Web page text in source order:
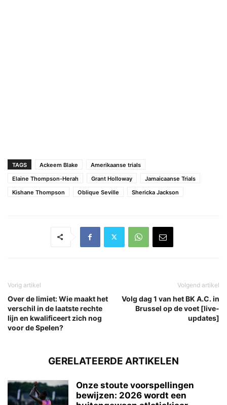
TAGS Ackeem Blake
Amerikaanse trials
Elaine Thompson-Herah
Grant Holloway
Jamaicaanse Trials
Kishane Thompson
Oblique Seville Shericka Jackson
Vorig artikel
Over de limiet: Wie maakt het
verschil in de laatste rechte
lijn en kwalificeert zich nog
voor de Spelen?
Volgend artikel
Volg dag 1 van het BK A.C. in
Brussel op de voet [live-
updates]
GERELATEERDE ARTIKELEN
Onze stoute voorspellingen
bewijzen: 2026 wordt een